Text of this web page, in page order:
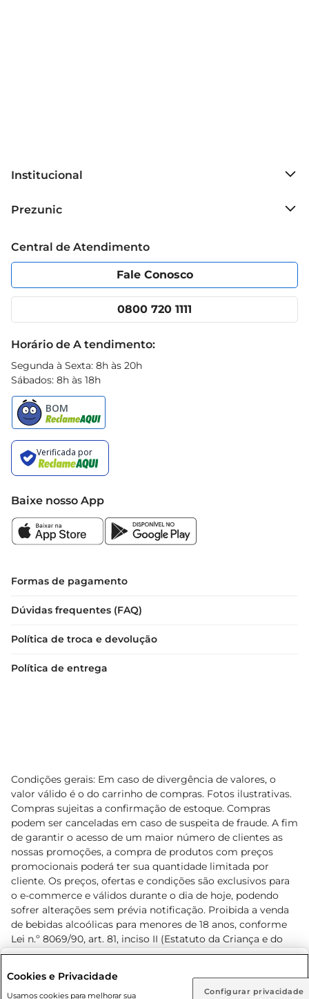
Rio de Janeiro (RJ) Goiás (GO)
Institucional
Grupo Cencosud
Política de Privacidade
Portal do fornecedor
Cencosud Media
Prezunic
Código de Ética
App Prezunic
Central de Atendimento
Fale Conosco
0800 720 1111
Horário de A tendimento:
Segunda à Sexta: 8h às 20h
Sábados: 8h às 18h
Baixe nosso App
Formas de pagamento
Dúvidas frequentes (FAQ)
Política de troca e devolução
Política de entrega
Condições gerais: Em caso de divergência de valores, o
valor válido é o do carrinho de compras. Fotos ilustrativas.
Compras sujeitas a confirmação de estoque. Compras
podem ser canceladas em caso de suspeita de fraude. A fim
de garantir o acesso de um maior número de clientes as
nossas promoções, a compra de produtos com preços
promocionais poderá ter sua quantidade limitada por
cliente. Os preços, ofertas e condições são exclusivos para
o e-commerce e válidos durante o dia de hoje, podendo
sofrer alterações sem prévia notificação. Proibida a venda
de bebidas alcoólicas para menores de 18 anos, conforme
Lei n.º 8069/90, art. 81, inciso II (Estatuto da Criança e do
Adolescente). Preços e condições exclusivos para o
prévio. O valor mínimo para as compras on-line é de R$
Cookies e Privacidade
Usamos cookies para melhorar sua Configurar privacidade